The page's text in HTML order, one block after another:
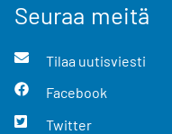
Seuraa meitä
Tilaa uutisviesti
Facebook
Twitter